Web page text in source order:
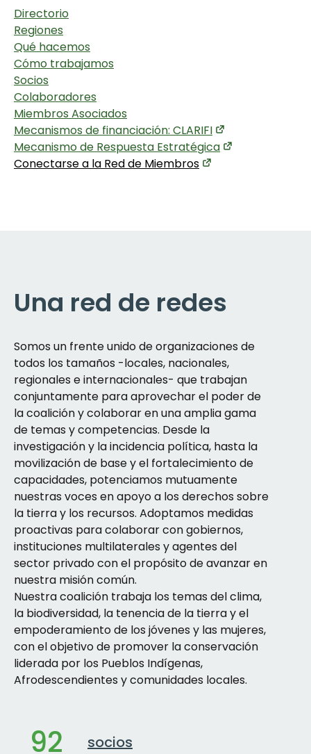
Directorio
Regiones
Qué hacemos
Cómo trabajamos
Socios
Colaboradores
Miembros Asociados
Mecanismos de financiación: CLARIFI
Mecanismo de Respuesta Estratégica
Conectarse a la Red de Miembros
Una red de redes
Somos un frente unido de organizaciones de
todos los tamaños -locales, nacionales,
regionales e internacionales- que trabajan
conjuntamente para aprovechar el poder de
la coalición y colaborar en una amplia gama
de temas y competencias. Desde la
investigación y la incidencia política, hasta la
movilización de base y el fortalecimiento de
capacidades, potenciamos mutuamente
nuestras voces en apoyo a los derechos sobre
la tierra y los recursos. Adoptamos medidas
proactivas para colaborar con gobiernos,
instituciones multilaterales y agentes del
sector privado con el propósito de avanzar en
nuestra misión común.
Nuestra coalición trabaja los temas del clima,
la biodiversidad, la tenencia de la tierra y el
empoderamiento de los jóvenes y las mujeres,
con el objetivo de promover la conservación
liderada por los Pueblos Indígenas,
Afrodescendientes y comunidades locales.
92 socios